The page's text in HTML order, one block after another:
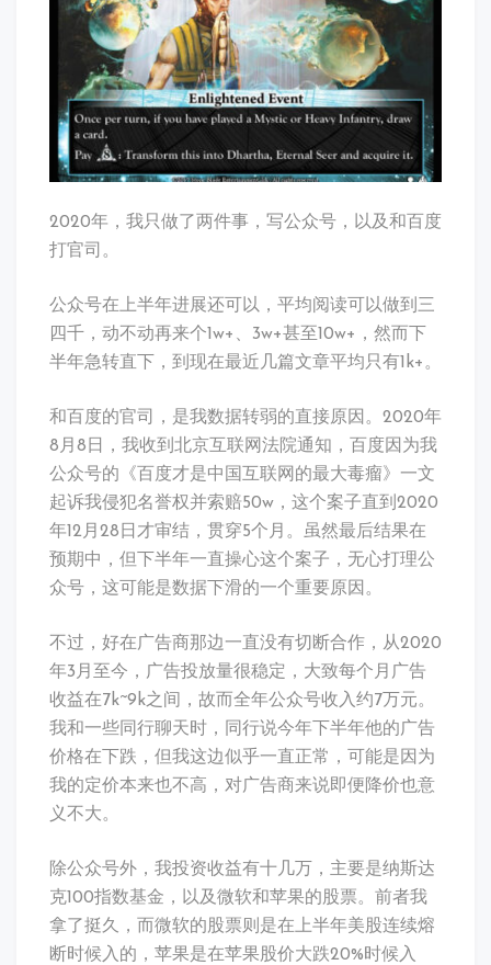
多
2020年，我只做了两件事，写公众号，以及和百度
打官司。
公众号在上半年进展还可以，平均阅读可以做到三
四千，动不动再来个1w+、3w+甚至10w+，然而下
半年急转直下，到现在最近几篇文章平均只有1k+。
和百度的官司，是我数据转弱的直接原因。2020年
8月8日，我收到北京互联网法院通知，百度因为我
公众号的《百度才是中国互联网的最大毒瘤》一文
起诉我侵犯名誉权并索赔50w，这个案子直到2020
年12月28日才审结，贯穿5个月。虽然最后结果在
预期中，但下半年一直操心这个案子，无心打理公
众号，这可能是数据下滑的一个重要原因。
不过，好在广告商那边一直没有切断合作，从2020
年3月至今，广告投放量很稳定，大致每个月广告
收益在7k~9k之间，故而全年公众号收入约7万元。
我和一些同行聊天时，同行说今年下半年他的广告
价格在下跌，但我这边似乎一直正常，可能是因为
我的定价本来也不高，对广告商来说即便降价也意
义不大。
除公众号外，我投资收益有十几万，主要是纳斯达
克100指数基金，以及微软和苹果的股票。前者我
拿了挺久，而微软的股票则是在上半年美股连续熔
断时候入的，苹果是在苹果股价大跌20%时候入